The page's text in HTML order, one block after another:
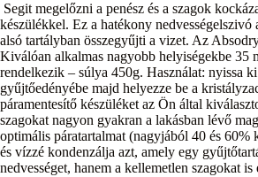
Segit megelőzni a penész és a szagok
készülékkel. Ez a hatékony
alsó tartályban összegyűjti a vizet. Az
Kiválóan alkalmas nagyobb helyiségekbe
rendelkezik – súlya 450g. Használat: nyissa
gyűjtőedényébe majd helyezze be a
páramentesítő készüléket az Ön által
szagokat nagyon gyakran a lakásban lévő
optimális páratartalmat (nagyjából 40 és
és vízzé kondenzálja azt, amely egy
nedvességet, hanem a kellemetlen szagokat is